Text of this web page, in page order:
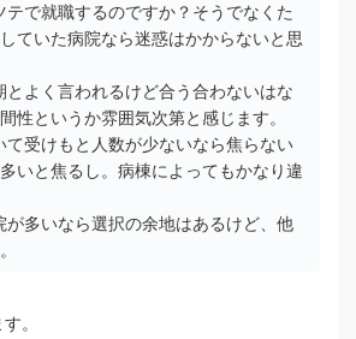
テで就職するのですか？そうでなくた
ていた病院なら迷惑はかからないと思
とよく言われるけど合う合わないはな
性というか雰囲気次第と感じます。
て受けもと人数が少ないなら焦らない
いと焦るし。病棟によってもかなり違
が多いなら選択の余地はあるけど、他
。